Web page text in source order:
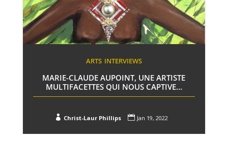
ARTS INTERVIEWS
MARIE-CLAUDE AUPOINT, UNE ARTISTE
MULTIFACETTES QUI NOUS CAPTIVE…
 Christ-Laur Phillips  Jan 19, 2022